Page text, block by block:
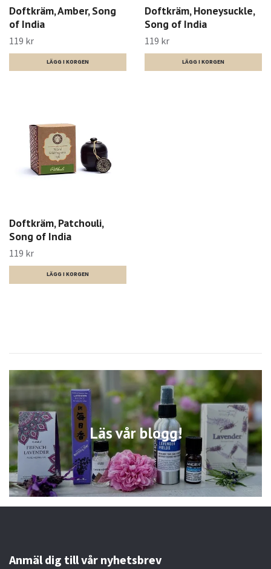
Läs vår blogg!
Doftkräm, Amber, Song
of India
119 kr
Doftkräm, Honeysuckle,
Song of India
119 kr
Doftkräm, Patchouli,
Song of India
119 kr
Anmäl dig till vår nyhetsbrev